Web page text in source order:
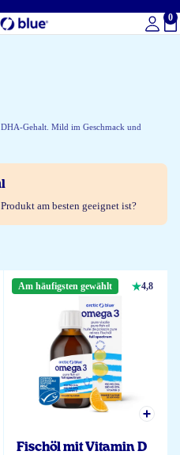
0
Gehalt. Mild im Geschmack und
am besten geeignet ist?
Am häufigsten gewählt 4,8
Fischöl mit Vitamin D